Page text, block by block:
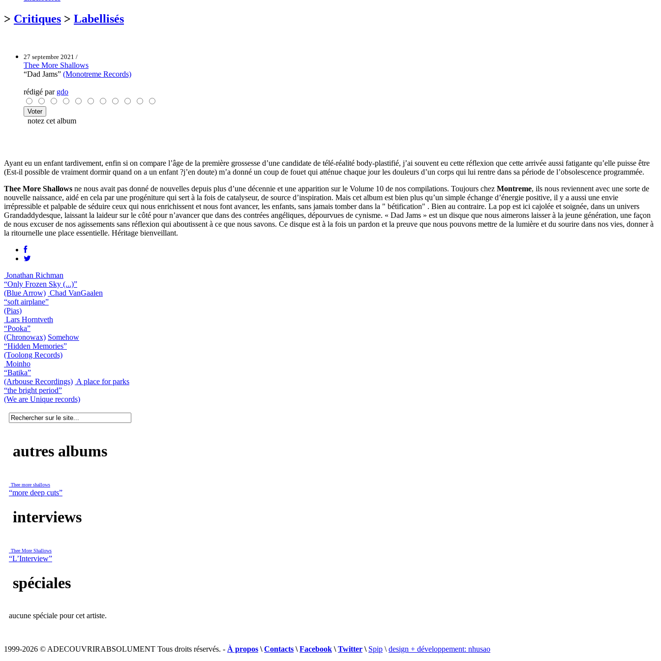
> Critiques > Labellisés
27 septembre 2021 /
Thee More Shallows
“Dad Jams” (Monotreme Records)
rédigé par gdo
notez cet album
Ayant eu un enfant tardivement, enfin si on compare l’âge de la première grossesse d’une candidate de télé-réalité body-plastifié, j’ai souvent eu cette réflexion que cette arrivée aussi fatigante qu’elle puisse être
(Est-il possible de vraiment dormir quand on a un enfant ?j’en doute) m’a donné un coup de fouet qui atténue chaque jour les douleurs d’un corps qui lui rentre dans sa période de l’obsolescence programmée.
Thee More Shallows ne nous avait pas donné de nouvelles depuis plus d’une décennie et une apparition sur le Volume 10 de nos compilations. Toujours chez Montreme, ils nous reviennent avec une sorte de
nouvelle naissance, aidé en cela par une progéniture qui sert à la fois de catalyseur, de source d’inspiration. Mais cet album est bien plus qu’un simple échange d’énergie positive, il y a aussi une envie
irrépressible et palpable de séduire ceux qui nous enrichissent et nous font avancer, les enfants, sans jamais tomber dans la " bétification" . Bien au contraire. La pop est ici cajolée et soignée, dans un univers
Grandaddydesque, laissant la laideur sur le côté pour n’avancer que dans des contrées angéliques, dépourvues de cynisme. « Dad Jams » est un disque que nous aimerons laisser à la jeune génération, une façon
de nous excuser de nos agissements sans réflexion qui aboutissent à ce que nous savons. Ce disque est à la fois un pardon et la preuve que nous pouvons mettre de la lumière et du sourire dans nos vies, donner à
la ritournelle une place essentielle. Héritage bienveillant.
Jonathan Richman
“Only Frozen Sky (...)”
(Blue Arrow) Chad VanGaalen
“soft airplane”
(Pias)
Lars Horntveth
“Pooka”
(Chronowax) Somehow
“Hidden Memories”
(Toolong Records)
Moinho
“Batika”
(Arbouse Recordings) A place for parks
“the bright period”
(We are Unique records)
autres albums
Thee more shallows
“more deep cuts”
interviews
Thee More Shallows
“L’Interview”
spéciales
aucune spéciale pour cet artiste.
1999-2026 © ADECOUVRIRABSOLUMENT Tous droits réservés. - À propos \Contacts \Facebook \Twitter \ Spip \ design + développement: nhusao